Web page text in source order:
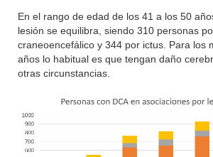
En el rango de edad de los 41 a los 50
lesión se equilibra, siendo 310 personas
craneoencefálico y 344 por ictus. Para los
años lo habitual es que tengan daño
otras circunstancias.